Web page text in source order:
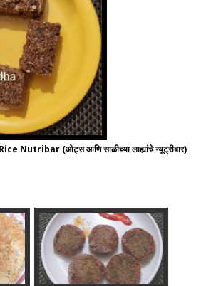
Nutribar (ओट्स आणि साळीच्या लाह्यांचे न्यूट्रीबार)